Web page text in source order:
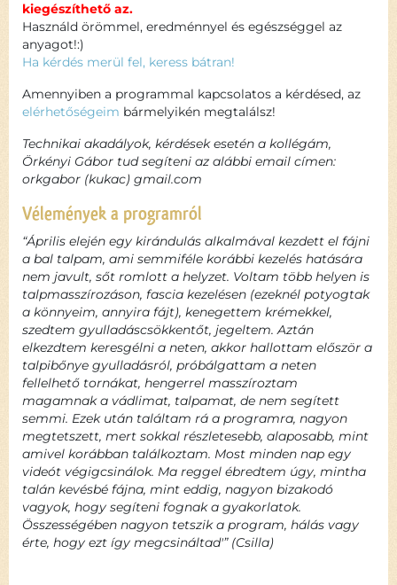
kiegészíthető az.
Használd örömmel, eredménnyel és egészséggel az
anyagot!:)
Ha kérdés merül fel, keress bátran!
Amennyiben a programmal kapcsolatos a kérdésed, az
elérhetőségeim bármelyikén megtalálsz!
Technikai akadályok, kérdések esetén a kollégám,
Örkényi Gábor tud segíteni az alábbi email címen:
orkgabor (kukac) gmail.com
Vélemények a programról
“Április elején egy kirándulás alkalmával kezdett el fájni
a bal talpam, ami semmiféle korábbi kezelés hatására
nem javult, sőt romlott a helyzet. Voltam több helyen is
talpmasszírozáson, fascia kezelésen (ezeknél potyogtak
a könnyeim, annyira fájt), kenegettem krémekkel,
szedtem gyulladáscsökkentőt, jegeltem. Aztán
elkezdtem keresgélni a neten, akkor hallottam először a
talpibőnye gyulladásról, próbálgattam a neten
fellelhető tornákat, hengerrel masszíroztam
magamnak a vádlimat, talpamat, de nem segített
semmi. Ezek után találtam rá a programra, nagyon
megtetszett, mert sokkal részletesebb, alaposabb, mint
amivel korábban találkoztam. Most minden nap egy
videót végigcsinálok. Ma reggel ébredtem úgy, mintha
talán kevésbé fájna, mint eddig, nagyon bizakodó
vagyok, hogy segíteni fognak a gyakorlatok.
Összességében nagyon tetszik a program, hálás vagy
érte, hogy ezt így megcsináltad'” (Csilla)